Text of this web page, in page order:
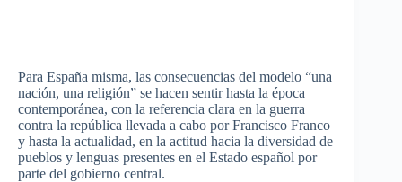
Para España misma, las consecuencias del modelo “una
nación, una religión” se hacen sentir hasta la época
contemporánea, con la referencia clara en la guerra
contra la república llevada a cabo porFrancisco Franco
y hasta la actualidad, en la actitud hacia la diversidad de
pueblos y lenguas presentes en el Estado español por
parte del gobierno central.